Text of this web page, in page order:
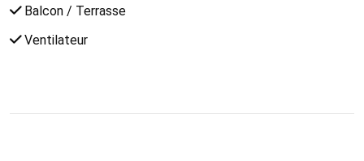
Balcon / Terrasse
Ventilateur